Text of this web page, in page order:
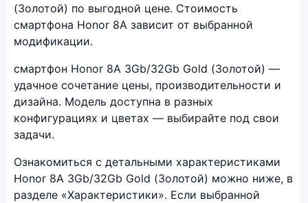
(Золотой) по выгодной цене. Стоимость
смартфона Honor 8A зависит от выбранной
модификации.
смартфон Honor 8A 3Gb/32Gb Gold (Золотой) —
удачное сочетание цены, производительности и
дизайна. Модель доступна в разных
конфигурациях и цветах — выбирайте под свои
задачи.
Ознакомиться с детальными характеристиками
Honor 8A 3Gb/32Gb Gold (Золотой) можно ниже, в
разделе «Характеристики». Если выбранной